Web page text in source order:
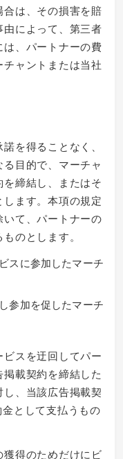
は、その損害を賠
によって、第三者
、パートナーの費
ャントまたは当社
を得ることなく、
目的で、マーチャ
締結し、またはそ
ます。本項の規定
て、パートナーの
のとします。
スに参加したマーチ
参加を促したマーチ
スを迂回してパー
載契約を締結した
、当該広告掲載契
として支払うもの
得のためだけにビ